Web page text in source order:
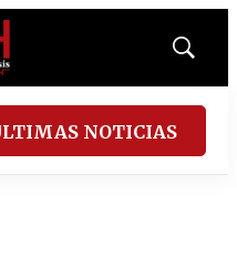
Mostrar
NOTICIAS